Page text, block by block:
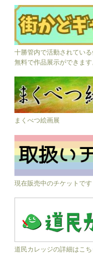
十勝管内で活動されてい
無料で作品展示ができます
まくべつ絵画展
現在販売中のチケットです
道民カレッジの詳細はこ